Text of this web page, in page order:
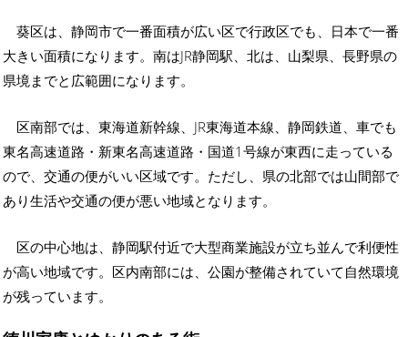
葵区は、静岡市で一番面積が広い区で行政区でも、日本で一番
大きい面積になります。南はJR静岡駅、北は、山梨県、長野県の
県境までと広範囲になります。
区南部では、東海道新幹線、JR東海道本線、静岡鉄道、車でも
東名高速道路・新東名高速道路・国道1号線が東西に走っている
ので、交通の便がいい区域です。ただし、県の北部では山間部で
あり生活や交通の便が悪い地域となります。
区の中心地は、静岡駅付近で大型商業施設が立ち並んで利便性
が高い地域です。区内南部には、公園が整備されていて自然環境
が残っています。